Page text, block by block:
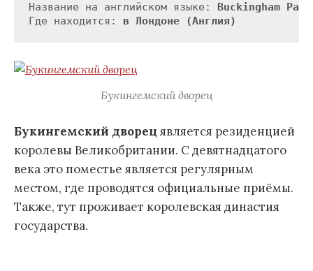
Название на английском языке:
Buckingham
Где находится: в Лондоне (Англия)
Букингемский дворец
Букингемский дворец является резиденцией
королевы Великобритании. С девятнадцатого
века это поместье является регулярным
местом, где проводятся официальные приёмы.
Также, тут проживает королевская династия
государства.